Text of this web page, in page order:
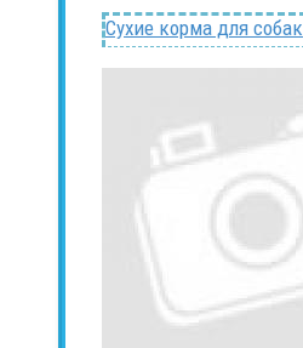
Сухие корма для собак